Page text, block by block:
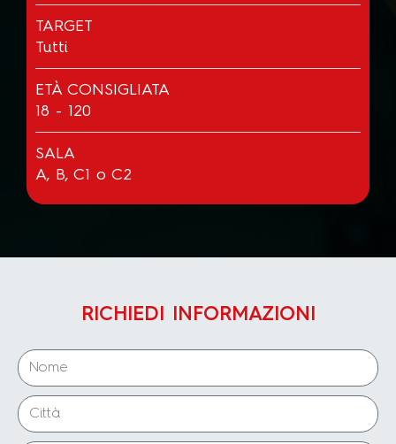
TARGET
Tutti
ETÀ CONSIGLIATA
18 - 120
SALA
A, B, C1 o C2
RICHIEDI INFORMAZIONI